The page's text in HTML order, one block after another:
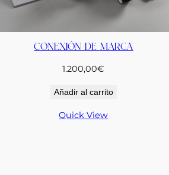
CONEXIÓN DE MARCA
1.200,00€
Añadir al carrito
Quick View